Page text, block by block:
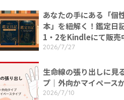
あなたの手にある「個
本」を紐解く！鑑定日
1・2をKindleにて販売
2026/7/27
生命線の張り出しに見
プ｜外向かマイペース
2026/7/10